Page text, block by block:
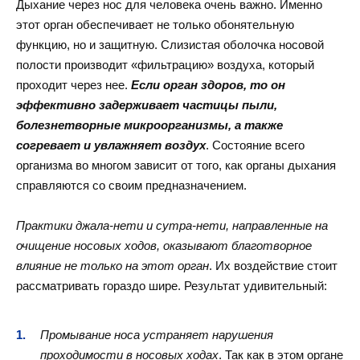
Дыхание через нос для человека очень важно. Именно
этот орган обеспечивает не только обонятельную
функцию, но и защитную. Слизистая оболочка носовой
полости производит «фильтрацию» воздуха, который
проходит через нее. Если орган здоров, то он
эффективно задерживает частицы пыли,
болезнетворные микроорганизмы, а также
согревает и увлажняет воздух. Состояние всего
организма во многом зависит от того, как органы дыхания
справляются со своим предназначением.
Практики джала-нети и сутра-нети, направленные на
очищение носовых ходов, оказывают благотворное
влияние не только на этот орган. Их воздействие стоит
рассматривать гораздо шире. Результат удивительный:
Промывание носа устраняет нарушения
проходимости в носовых ходах. Так как в этом органе